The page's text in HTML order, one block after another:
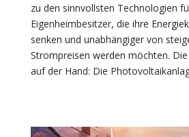
zu den sinnvollsten Technologien
Eigenheimbesitzer, die ihre
senken und unabhängiger von
Strompreisen werden möchten.
auf der Hand: Die